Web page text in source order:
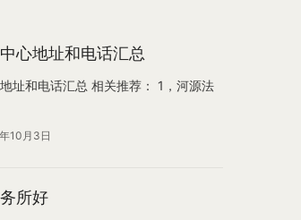
心地址和电话汇总
址和电话汇总 相关推荐： 1，河源法
10月3日
所好